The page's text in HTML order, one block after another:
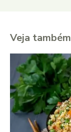
Veja também